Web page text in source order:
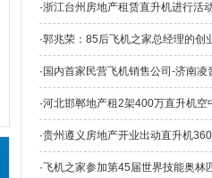
·浙江台州房地产租赁直升机进行活
·郭兆荣：85后飞机之家总经理的创
· 国内首家民营飞机销售公司-济南
·河北邯郸地产租2架400万直升机空
·贵州遵义房地产开业出动直升机
·飞机之家参加第45届世界技能奥林